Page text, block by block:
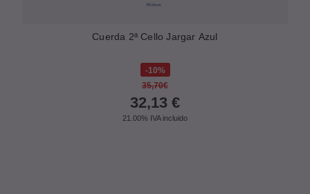
Cuerda 2ª Cello Jargar Azul
10%
35,70€
32,13 €
21.00% IVA incluido